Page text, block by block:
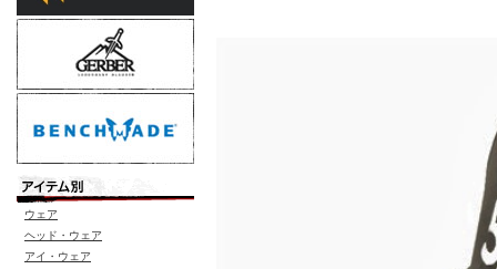
ウェア
ヘッド・ウェア
アイ・ウェア